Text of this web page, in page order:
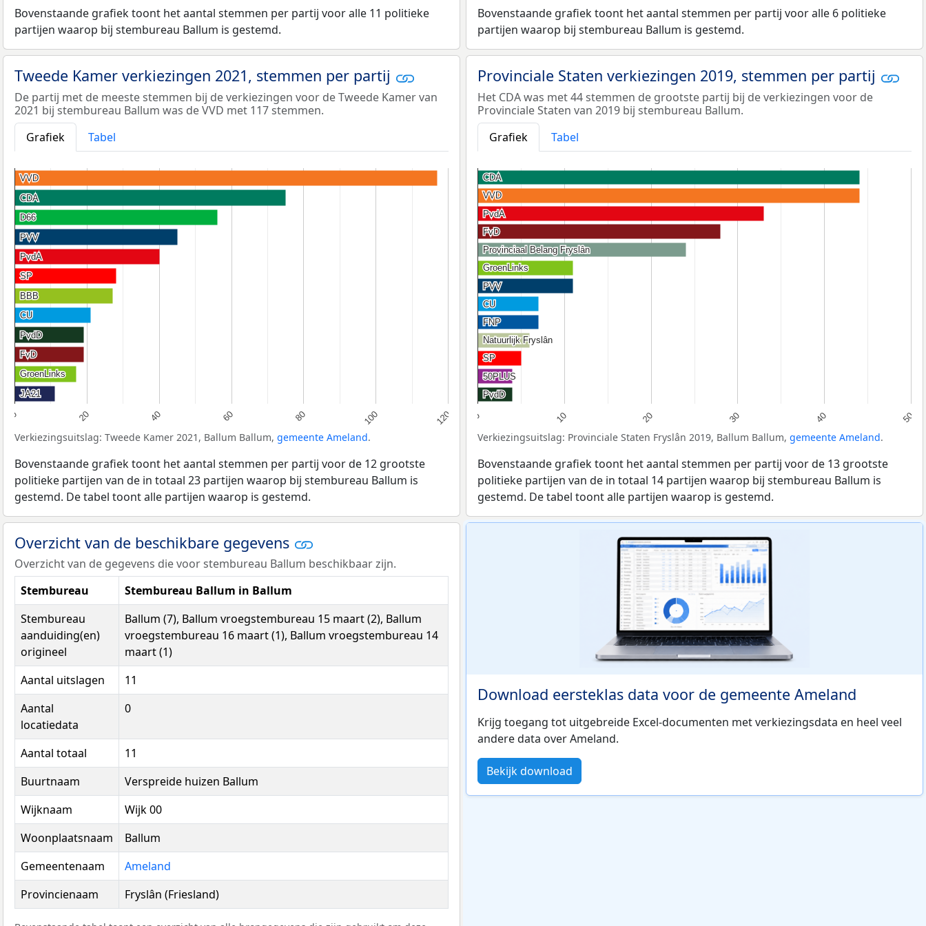
Bovenstaande grafiek toont het aantal stemmen per partij voor alle 11 politieke
partijen waarop bij stembureau Ballum is gestemd.
Bovenstaande grafiek toont het aantal stemmen per partij voor alle 6 politieke
partijen waarop bij stembureau Ballum is gestemd.
Tweede Kamer verkiezingen 2021, stemmen per partij
De partij met de meeste stemmen bij de verkiezingen voor de Tweede Kamer van
2021 bij stembureau Ballum was de VVD met 117 stemmen.
Grafiek
Tabel
0 20 40 60 80 100 120
VVD
VVD
CDA
CDA
D66
D66
PVV
PVV
PvdA
PvdA
SP
SP
BBB
BBB
CU
CU
PvdD
PvdD
FvD
FvD
GroenLinks
GroenLinks
JA21
JA21
Verkiezingsuitslag: Tweede Kamer 2021, Ballum Ballum, gemeente Ameland.
Bovenstaande grafiek toont het aantal stemmen per partij voor de 12 grootste
politieke partijen van de in totaal 23 partijen waarop bij stembureau Ballum is
gestemd. De tabel toont alle partijen waarop is gestemd.
Provinciale Staten verkiezingen 2019, stemmen per partij
Het CDA was met 44 stemmen de grootste partij bij de verkiezingen voor de
Provinciale Staten van 2019 bij stembureau Ballum.
Grafiek
Tabel
0 10 20 30 40 50
CDA
CDA
VVD
VVD
PvdA
PvdA
FvD
FvD
Provinciaal Belang Fryslân
Provinciaal Belang Fryslân
GroenLinks
GroenLinks
PVV
PVV
CU
CU
FNP
FNP
Natuurlijk Fryslân
Natuurlijk Fryslân
SP
SP
50PLUS
50PLUS
PvdD
PvdD
Verkiezingsuitslag: Provinciale Staten Fryslân 2019, Ballum Ballum, gemeente Ameland.
Bovenstaande grafiek toont het aantal stemmen per partij voor de 13 grootste
politieke partijen van de in totaal 14 partijen waarop bij stembureau Ballum is
gestemd. De tabel toont alle partijen waarop is gestemd.
Overzicht van de beschikbare gegevens
Overzicht van de gegevens die voor stembureau Ballum beschikbaar zijn.
Stembureau
Stembureau Ballum in Ballum
Stembureau
aanduiding(en)
origineel
Ballum (7), Ballum vroegstembureau 15 maart (2), Ballum
vroegstembureau 16 maart (1), Ballum vroegstembureau 14
maart (1)
Aantal uitslagen
11
Aantal
locatiedata
0
Aantal totaal
11
Buurtnaam
Verspreide huizen Ballum
Wijknaam
Wijk 00
Woonplaatsnaam
Ballum
Gemeentenaam
Ameland
Provincienaam
Fryslân (Friesland)
Download eersteklas data voor de gemeente Ameland
Krijg toegang tot uitgebreide Excel-documenten met verkiezingsdata en heel veel
andere data over Ameland.
Bekijk download